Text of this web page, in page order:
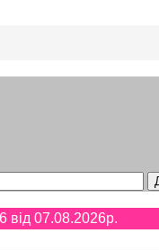
від 07.08.2026p.